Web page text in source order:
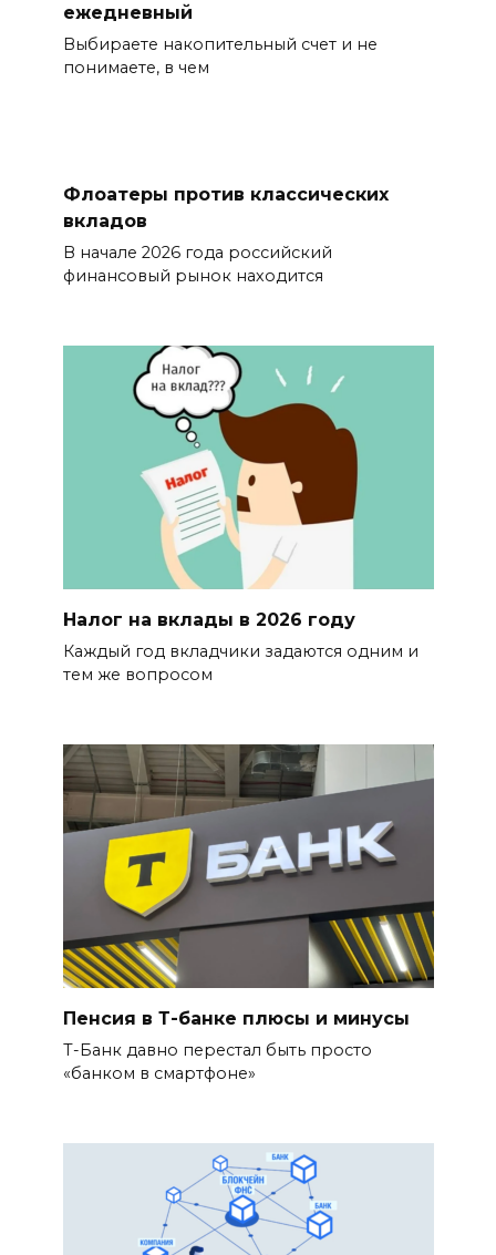
ежедневный
Выбираете накопительный счет и не
понимаете, в чем
Флоатеры против классических
вкладов
В начале 2026 года российский
финансовый рынок находится
Налог на вклады в 2026 году
Каждый год вкладчики задаются одним и
тем же вопросом
Пенсия в Т-банке плюсы и минусы
Т-Банк давно перестал быть просто
«банком в смартфоне»